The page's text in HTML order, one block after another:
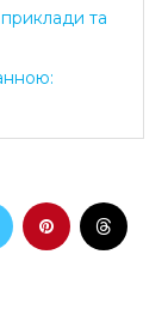
та